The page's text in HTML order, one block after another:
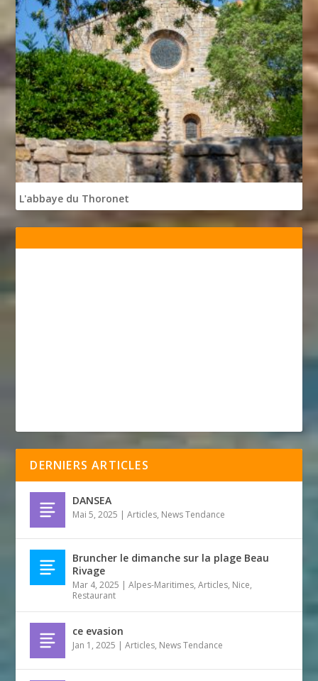
L'abbaye du Thoronet
DERNIERS ARTICLES
DANSEA
Mai 5, 2025 |Articles, News Tendance
Bruncher le dimanche sur la plage Beau
Rivage
Mar 4, 2025 |Alpes-Maritimes,Articles, Nice,
Restaurant
ce evasion
Jan 1, 2025 |Articles, News Tendance